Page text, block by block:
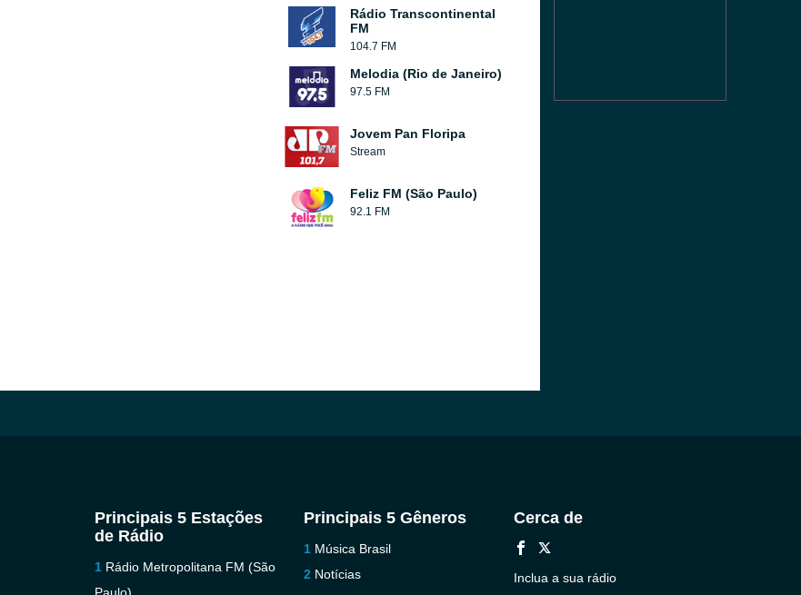
Rádio Transcontinental
FM
104.7 FM
Melodia (Rio de Janeiro)
97.5 FM
Jovem Pan Floripa
Stream
Feliz FM (São Paulo)
92.1 FM
Principais 5 Estações
de Rádio
Rádio Metropolitana FM (São
Principais 5 Gêneros
Música Brasil
Notícias
Cerca de
Inclua a sua rádio